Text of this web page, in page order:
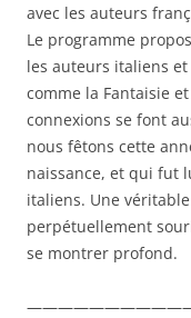
avec les auteurs
Le programme
les auteurs italiens
comme la Fantaisie
connexions se font
nous fêtons cette
naissance, et qui fut
italiens. Une
perpétuellement
se montrer profond.